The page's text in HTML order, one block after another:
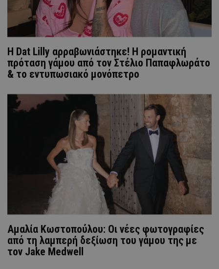
Η Dat Lilly αρραβωνιάστηκε! Η ρομαντική
πρόταση γάμου από τον Στέλιο Παπαφλωράτο
& το εντυπωσιακό μονόπετρο
Αμαλία Κωστοπούλου: Οι νέες φωτογραφίες
από τη λαμπερή δεξίωση του γάμου της με
τον Jake Medwell